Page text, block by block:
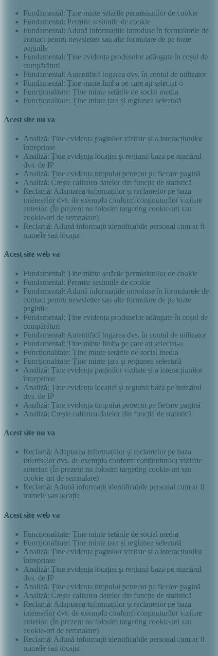
Fundamental: Ține minte setările permisiunilor de cookie
Fundamental: Permite sesiunile de cookie
Fundamental: Adună informațiile introduse în formularele de
contact pentru newsletter sau alte formulare de pe toate
paginile
Fundamental: Ține evidența produselor adăugate în coșul de
cumpărături
Fundamental: Autentifică logarea dvs. în contul de utilizator
Fundamental: Ține minte limba pe care ați selectat-o
Funcționalitate: Ține minte setările de social media
Funcționalitate: Ține minte țara și regiunea selectată
Acest site nu va
Analiză: Ține evidența paginilor vizitate și a interacțiunilor
întreprinse
Analiză: Ține evidența locației și regiunii baza pe numărul
dvs. de IP
Analiză: Ține evidența timpului petrecut pe fiecare pagină
Analiză: Crește calitatea datelor din funcția de statistică
Reclamă: Adaptarea informațiilor și reclamelor pe baza
intereselor dvs. de exemplu conform conținuturilor vizitate
anterior. (În prezent nu folosim targeting cookie-uri sau
cookie-uri de semnalare)
Reclamă: Adună informații identificabile personal cum ar fi
numele sau locația
Acest site web va
Fundamental: Ține minte setările permisiunilor de cookie
Fundamental: Permite sesiunile de cookie
Fundamental: Adună informațiile introduse în formularele de
contact pentru newsletter sau alte formulare de pe toate
paginile
Fundamental: Ține evidența produselor adăugate în coșul de
cumpărături
Fundamental: Autentifică logarea dvs. în contul de utilizator
Fundamental: Ține minte limba pe care ați selectat-o
Funcționalitate: Ține minte setările de social media
Funcționalitate: Ține minte țara și regiunea selectată
Analiză: Ține evidența paginilor vizitate și a interacțiunilor
întreprinse
Analiză: Ține evidența locației și regiunii baza pe numărul
dvs. de IP
Analiză: Ține evidența timpului petrecut pe fiecare pagină
Analiză: Crește calitatea datelor din funcția de statistică
Acest site nu va
Reclamă: Adaptarea informațiilor și reclamelor pe baza
intereselor dvs. de exemplu conform conținuturilor vizitate
anterior. (În prezent nu folosim targeting cookie-uri sau
cookie-uri de semnalare)
Reclamă: Adună informații identificabile personal cum ar fi
numele sau locația
Acest site web va
Funcționalitate: Ține minte setările de social media
Funcționalitate: Ține minte țara și regiunea selectată
Analiză: Ține evidența paginilor vizitate și a interacțiunilor
întreprinse
Analiză: Ține evidența locației și regiunii baza pe numărul
dvs. de IP
Analiză: Ține evidența timpului petrecut pe fiecare pagină
Analiză: Crește calitatea datelor din funcția de statistică
Reclamă: Adaptarea informațiilor și reclamelor pe baza
intereselor dvs. de exemplu conform conținuturilor vizitate
anterior. (În prezent nu folosim targeting cookie-uri sau
cookie-uri de semnalare)
Reclamă: Adună informații identificabile personal cum ar fi
numele sau locația